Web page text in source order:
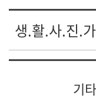
생.활.사.진.
기